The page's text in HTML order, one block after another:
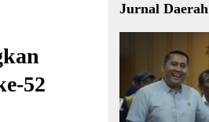
52
Jurnal Daerah